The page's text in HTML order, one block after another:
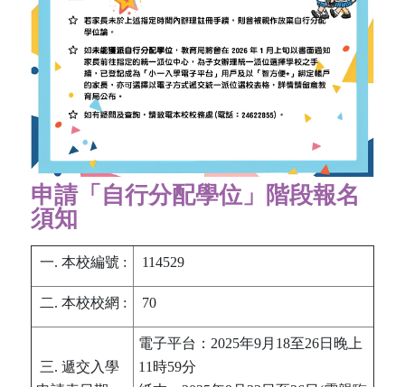
申請「自行分配學位」階段報名
須知
一. 本校編號 : 114529
二. 本校校網 : 70
三. 遞交入學
電子平台：2025年9月18至26日晚上
11時59分